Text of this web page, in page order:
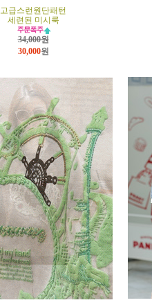
고급스런원단패턴
세련된 미시룩
34,000원
30,000원